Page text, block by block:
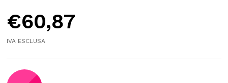
€60,87
IVA ESCLUSA